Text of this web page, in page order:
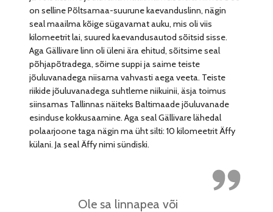
on selline Põltsamaa-suurune kaevanduslinn, nägin
seal maailma kõige sügavamat auku, mis oli viis
kilomeetrit lai, suured kaevandusautod sõitsid sisse.
Aga Gällivare linn oli üleni ära ehitud, sõitsime seal
põhjapõtradega, sõime suppi ja saime teiste
jõuluvanadega niisama vahvasti aega veeta. Teiste
riikide jõuluvanadega suhtleme niikuinii, äsja toimus
siinsamas Tallinnas näiteks Baltimaade jõuluvanade
esinduse kokkusaamine. Aga seal Gällivare lähedal
polaarjoone taga nägin ma üht silti: 10 kilomeetrit Äffy
külani. Ja seal Äffy nimi sündiski.
Ole sa linnapea või